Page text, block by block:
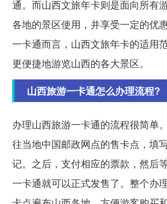
通。而山西文旅年卡则是面向所有
各地的景区使用，并享受一定的优
一卡通而言，山西文旅年卡的适用
更便捷地游览山西的各大景区。
山西旅游一卡通怎么办理流程?
办理山西旅游一卡通的流程很简单
往当地中国邮政网点的售卡点，填
记。之后，支付相应的票款，然后
一卡通就可以正式发售了。整个办